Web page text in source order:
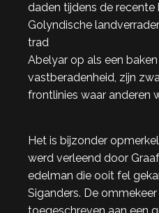
daden tijdens de
Golyndische
trad
Abelyar op als een
vastberadenheid, zijn
frontlinies waar anderen
Het is bijzonder
werd verleend door
edelman die ooit fel
Siganders. De